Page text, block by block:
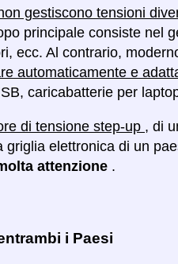
gestiscono tensioni
principale consiste nel
ecc. Al contrario,
automaticamente e
caricabatterie per
di tensione step-up , di
elettronica di un
attenzione .
i Paesi